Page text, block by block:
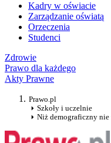
Kadry w oświacie
Zarządzanie oświatą
Orzeczenia
Studenci
Zdrowie
Prawo dla każdego
Akty Prawne
Prawo.pl
Szkoły i uczelnie
Niż demograficzny nie